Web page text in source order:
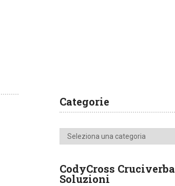
Categorie
Categorie
CodyCross Cruciverba
Soluzioni